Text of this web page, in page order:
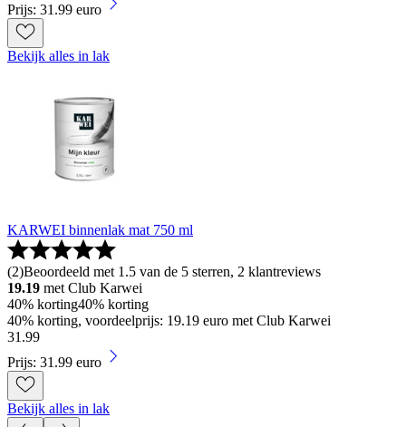
Prijs: 31.99 euro
Bekijk alles in lak
KARWEI binnenlak mat 750 ml
(2)Beoordeeld met 1.5 van de 5 sterren, 2 klantreviews
19.19 met Club Karwei
40% korting40% korting
40% korting, voordeelprijs: 19.19 euro met Club Karwei
31 .99
Prijs: 31.99 euro
Bekijk alles in lak